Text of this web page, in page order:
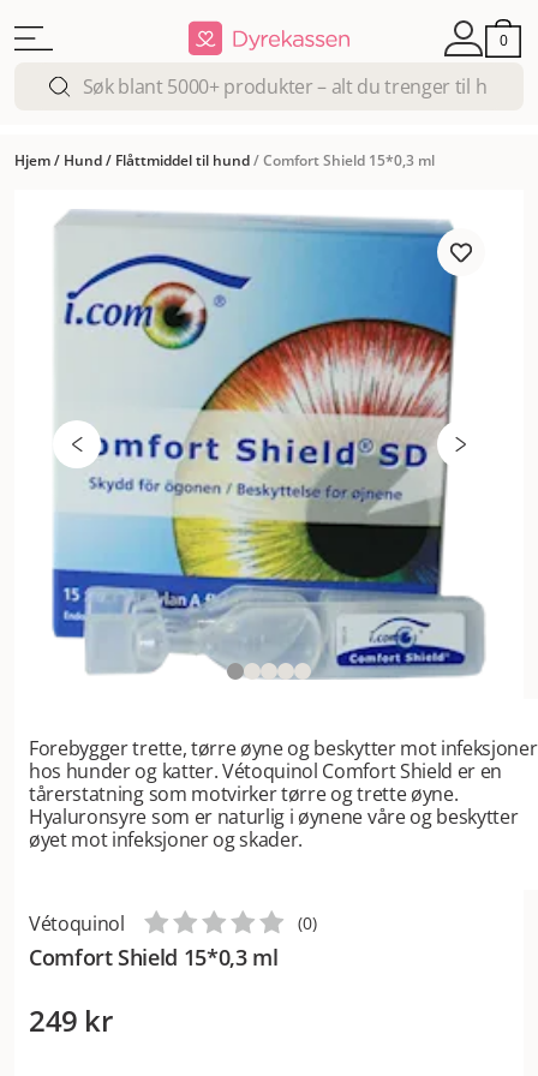
0
Hjem/ Hund/ Flåttmiddel til hund/Comfort Shield 15*0,3 ml
Forebygger trette, tørre øyne og beskytter mot infeksjoner
hos hunder og katter. Vétoquinol Comfort Shield er en
tårerstatning som motvirker tørre og trette øyne.
Hyaluronsyre som er naturlig i øynene våre og beskytter
øyet mot infeksjoner og skader.
Vétoquinol
Comfort Shield 15*0,3 ml
(0)
249 kr